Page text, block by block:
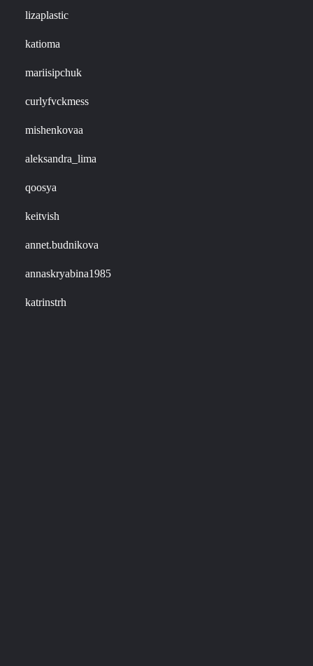
lizaplastic
katioma
mariisipchuk
curlyfvckmess
mishenkovaa
aleksandra_lima
qoosya
keitvish
annet.budnikova
annaskryabina1985
katrinstrh